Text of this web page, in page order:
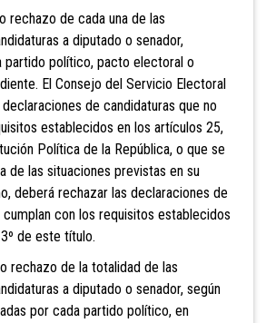
de cada una de las
a diputado o senador,
partido político, pacto electoral o
El Consejo del Servicio Electoral
de candidaturas que no
establecidos en los artículos 25,
Política de la República, o que se
de las situaciones previstas en su
deberá rechazar las declaraciones de
con los requisitos establecidos
de este título.
rechazo de la totalidad de las
a diputado o senador, según
por cada partido político, en